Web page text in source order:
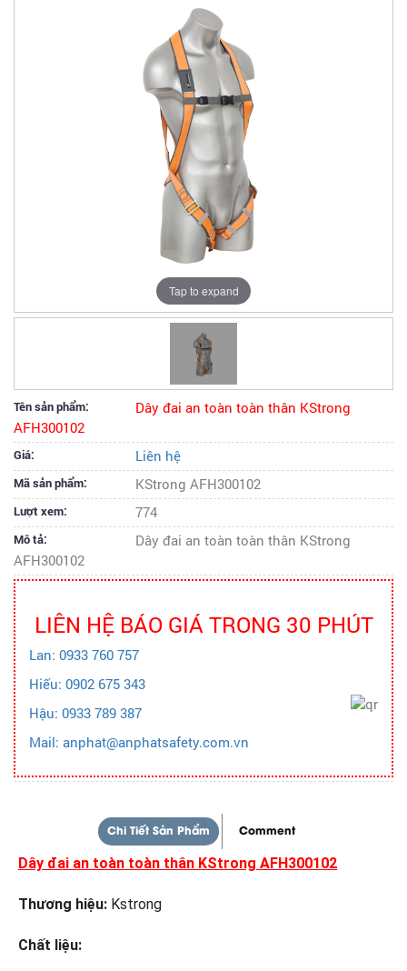
Tap to expand
Tên sản phẩm:
Dây đai an toàn toàn thân KStrong
AFH300102
Giá: Liên hệ
Mã sản phẩm: KStrong AFH300102
Lượt xem: 774
Mô tả:
Dây đai an toàn toàn thân KStrong
AFH300102
LIÊN HỆ BÁO GIÁ TRONG 30 PHÚT
Lan: 0933 760 757
Hiếu: 0902 675 343
Hậu: 0933 789 387
Mail: anphat@anphatsafety.com.vn
Chi Tiết Sản Phẩm Comment
Dây đai an toàn toàn thân KStrong AFH300102
Thương hiệu: Kstrong
Chất liệu: